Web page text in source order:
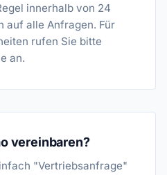
innerhalb von 24
auf alle Anfragen. Für
rufen Sie bitte
an.
vereinbaren?
"Vertriebsanfrage"